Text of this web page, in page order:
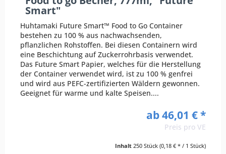
Smart"
Huhtamaki Future Smart™ Food to Go Container
bestehen zu 100 % aus nachwachsenden,
pflanzlichen Rohstoffen. Bei diesen Containern wird
eine Beschichtung auf Zuckerrohrbasis verwendet.
Das Future Smart Papier, welches für die Herstellung
der Container verwendet wird, ist zu 100 % genfrei
und wird aus PEFC-zertifizierten Wäldern gewonnen.
Geeignet für warme und kalte Speisen....
ab 46,01 € *
Preis pro VE
Inhalt 250 Stück (0,18 € * / 1 Stück)